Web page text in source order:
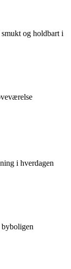
og holdbart i
i hverdagen